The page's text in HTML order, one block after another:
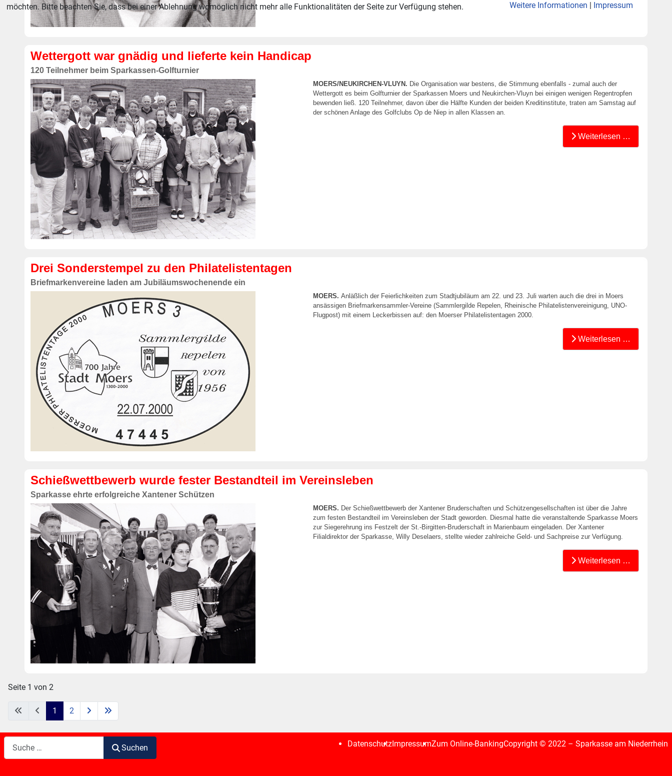
Wettergott war gnädig und lieferte kein Handicap
120 Teilnehmer beim Sparkassen-Golfturnier
MOERS/NEUKIRCHEN-VLUYN. Die Organisation war bestens, die Stimmung ebenfalls - zumal auch der
Wettergott es beim Golfturnier der Sparkassen Moers und Neukirchen-Vluyn bei einigen wenigen Regentropfen
bewenden ließ. 120 Teilnehmer, davon über die Hälfte Kunden der beiden Kreditinstitute, traten am Samstag auf
der schönen Anlage des Golfclubs Op de Niep in allen Klassen an.
Weiterlesen …
Drei Sonderstempel zu den Philatelistentagen
Briefmarkenvereine laden am Jubiläumswochenende ein
MOERS. Anläßlich der Feierlichkeiten zum Stadtjubiläum am 22. und 23. Juli warten auch die drei in Moers
ansässigen Briefmarkensammler-Vereine (Sammlergilde Repelen, Rheinische Philatelistenvereinigung, UNO-
Flugpost) mit einem Leckerbissen auf: den Moerser Philatelistentagen 2000.
Weiterlesen …
Schießwettbewerb wurde fester Bestandteil im Vereinsleben
Sparkasse ehrte erfolgreiche Xantener Schützen
MOERS. Der Schießwettbewerb der Xantener Bruderschaften und Schützengesellschaften ist über die Jahre
zum festen Bestandteil im Vereinsleben der Stadt geworden. Diesmal hatte die veranstaltende Sparkasse Moers
zur Siegerehrung ins Festzelt der St.-Birgitten-Bruderschaft in Marienbaum eingeladen. Der Xantener
Filialdirektor der Sparkasse, Willy Deselaers, stellte wieder zahlreiche Geld- und Sachpreise zur Verfügung.
Weiterlesen …
Seite 1 von 2
1 2
Suchen
Suchen DatenschutzImpressumZum Online-BankingCopyright © 2022 – Sparkasse am Niederrhein
möchten. Bitte beachten Sie, dass bei einer Ablehnung womöglich nicht mehr alle Funktionalitäten der Seite zur Verfügung stehen.
Weitere Informationen
Impressum